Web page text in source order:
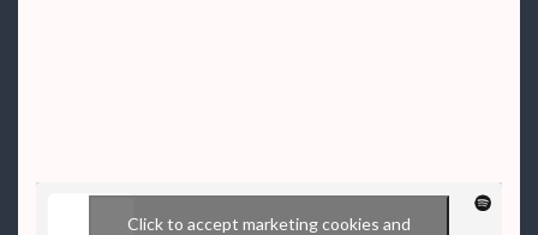
Click to accept marketing cookies and